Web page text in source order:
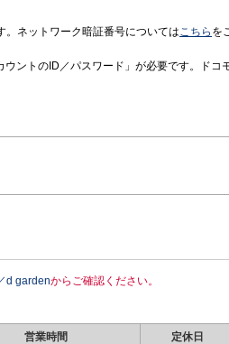
。ネットワーク暗証番号についてはこちら を
ントのID／パスワード」が必要です。ドコ
d gardenからご確認ください。
営業時間 定休日